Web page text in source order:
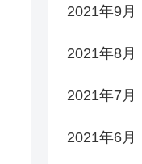
2021年9月
2021年8月
2021年7月
2021年6月